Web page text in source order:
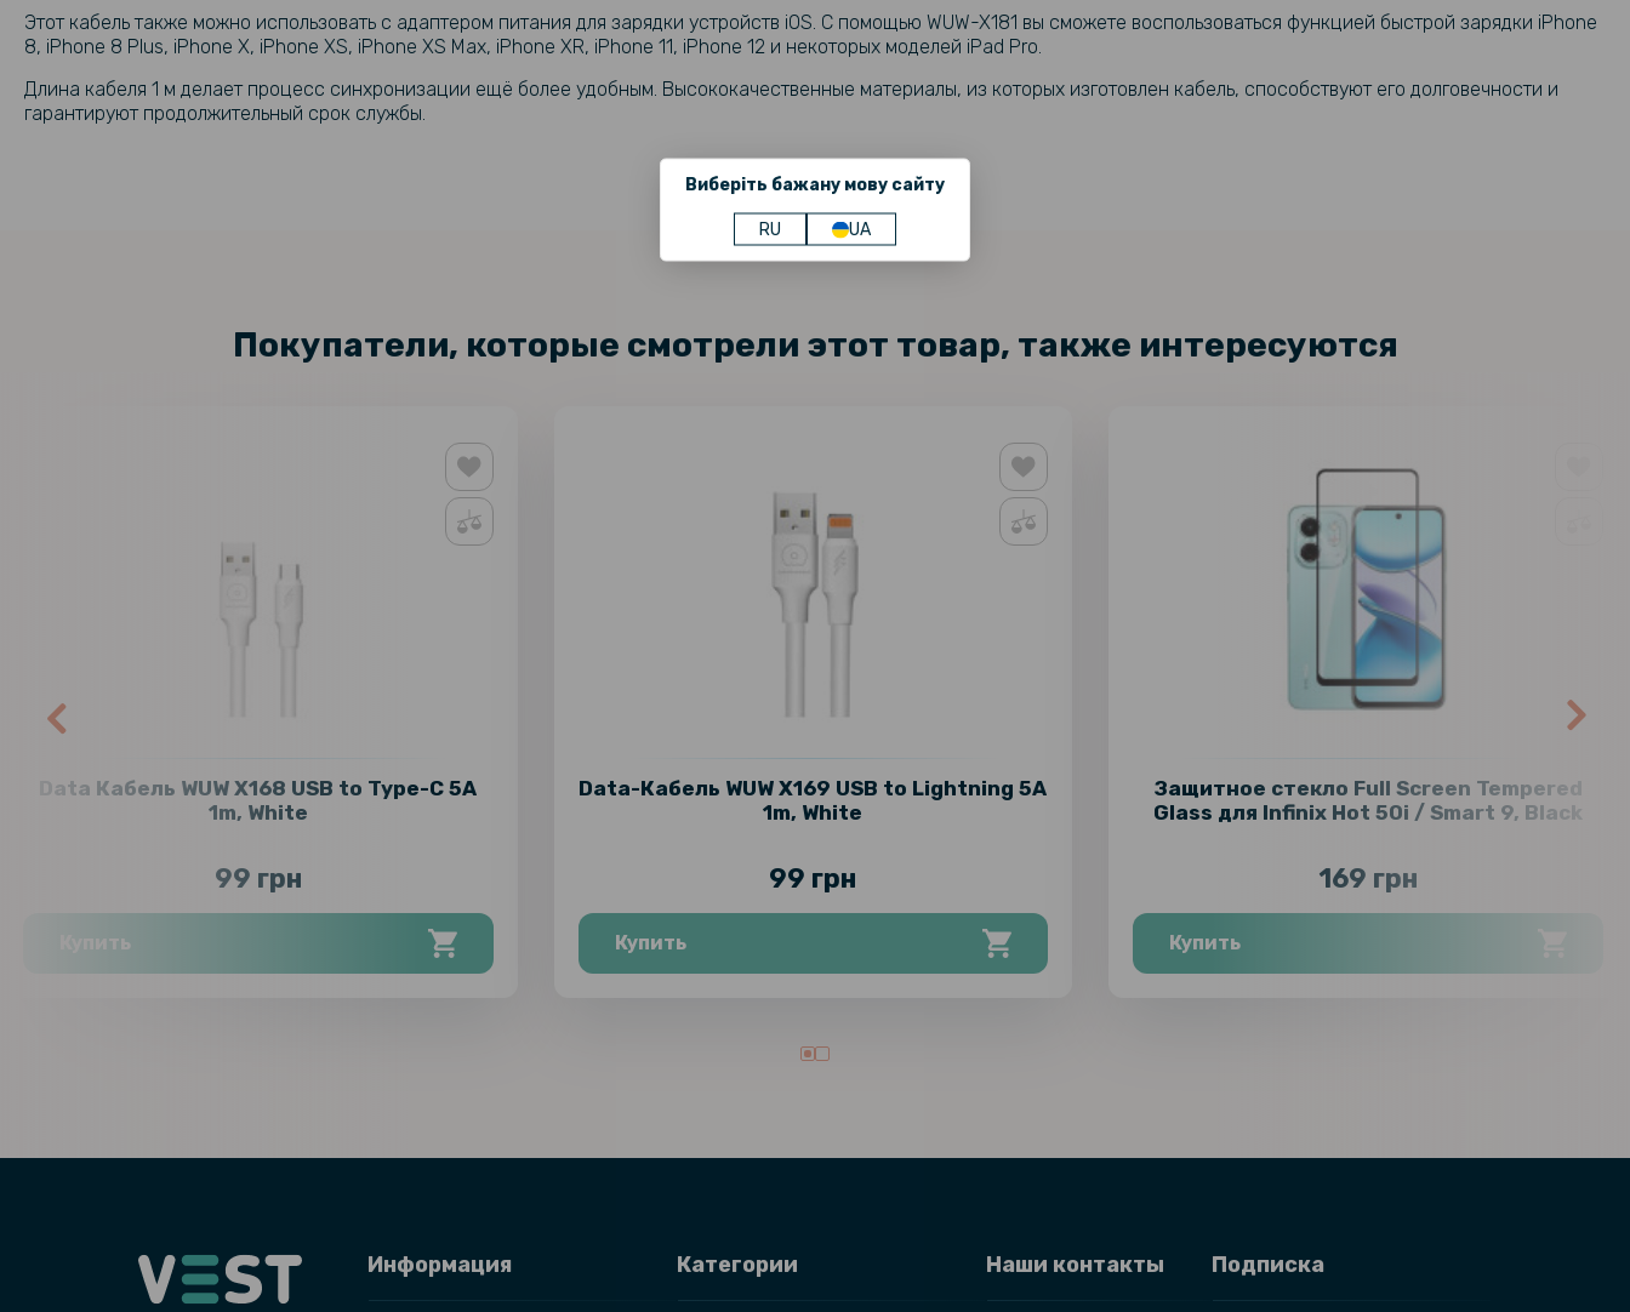
Виберіть бажану мову сайту
RU UA
Этот кабель также можно использовать с адаптером питания для зарядки устройств iOS. С помощью WUW-X181 вы сможете воспользоваться функцией быстрой зарядки iPhone
8, iPhone 8 Plus, iPhone X, iPhone XS, iPhone XS Max, iPhone XR, iPhone 11, iPhone 12 и некоторых моделей iPad Pro.
Длина кабеля 1 м делает процесс синхронизации ещё более удобным. Высококачественные материалы, из которых изготовлен кабель, способствуют его долговечности и
гарантируют продолжительный срок службы.
Покупатели, которые смотрели этот товар, также интересуются
Data Кабель WUW X168 USB to Type-C 5А
1m, White
99 грн
Купить
Data-Кабель WUW X169 USB to Lightning 5А
1m, White
99 грн
Купить
Защитное стекло Full Screen Tempered
Glass для Infinix Hot 50i / Smart 9, Black
169 грн
Купить
Информация Категории Наши контакты Подписка